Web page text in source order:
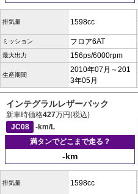
排気量 1598cc
ミッション フロア6AT
最大出力 156ps/6000rpm
生産期間
2010年07月～201
3年05月
インテグラルレザーパック
新車時価格427万円(税込)
JC08
-km/L
満タンでどこまで走る？
-km
排気量 1598cc